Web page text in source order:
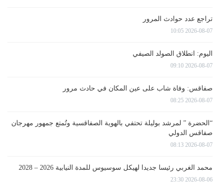
تراجع عدد حوادث المرور
2026-08-07 10:05
اليوم: انطلاق الصولد الصيفي
2026-08-07 09:10
صفاقس: وفاة شاب على عين المكان في حادث مرور
2026-08-07 08:25
“الحضرة ” لمرشد بوليلة تحتفي بالهوية الصفاقسية وتُمتع جمهور مهرجان
صفاقس الدولي
2026-08-07 08:13
محمد الغربي رئيسا جديدا لهيكل سوسيوس للمدة النيابية 2026 – 2028
2026-08-06 23:30